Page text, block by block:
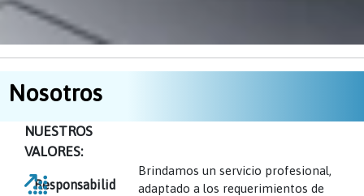
Nosotros
NUESTROS
VALORES:
Responsabilid
Brindamos un servicio profesional,
adaptado a los requerimientos de